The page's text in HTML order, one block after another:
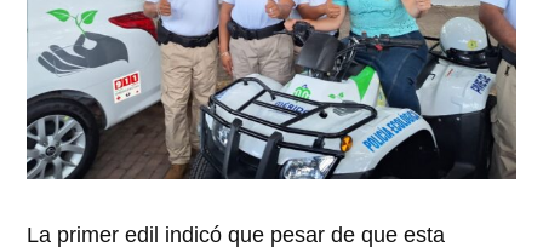
La primer edil indicó que pesar de que esta